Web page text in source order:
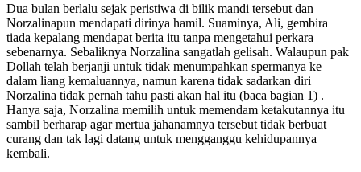
Dua bulan berlalu sejak peristiwa di bilik mandi tersebut dan
Norzalinapun mendapati dirinya hamil. Suaminya, Ali, gembira
tiada kepalang mendapat berita itu tanpa mengetahui perkara
sebenarnya. Sebaliknya Norzalina sangatlah gelisah. Walaupun pak
Dollah telah berjanji untuk tidak menumpahkan spermanya ke
dalam liang kemaluannya, namun karena tidak sadarkan diri
Norzalina tidak pernah tahu pasti akan hal itu (baca bagian 1) .
Hanya saja, Norzalina memilih untuk memendam ketakutannya itu
sambil berharap agar mertua jahanamnya tersebut tidak berbuat
curang dan tak lagi datang untuk mengganggu kehidupannya
kembali.